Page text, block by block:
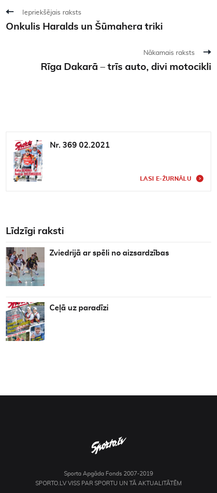
Iepriekšējais raksts
Onkulis Haralds un Šūmahera triki
Nākamais raksts
Rīga Dakarā – trīs auto, divi motocikli
Nr. 369 02.2021
LASI E-ŽURNĀLU
Līdzīgi raksti
Zviedrijā ar spēli no aizsardzības
Ceļā uz paradīzi
Sporta Apgāda Fonds 2007-2019
SPORTO.LV VISS PAR SPORTU UN TĀ AKTUALITĀTĒM